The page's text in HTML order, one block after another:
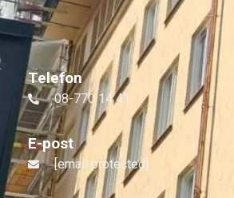
Telefon
08-770 14 41
E-post
[email protected]